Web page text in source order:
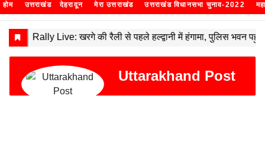
होम उत्तराखंड देहरादून मेरा उत्तराखंड उत्तराखंड विधानसभा चुनाव-2022
Uttarakhand Post